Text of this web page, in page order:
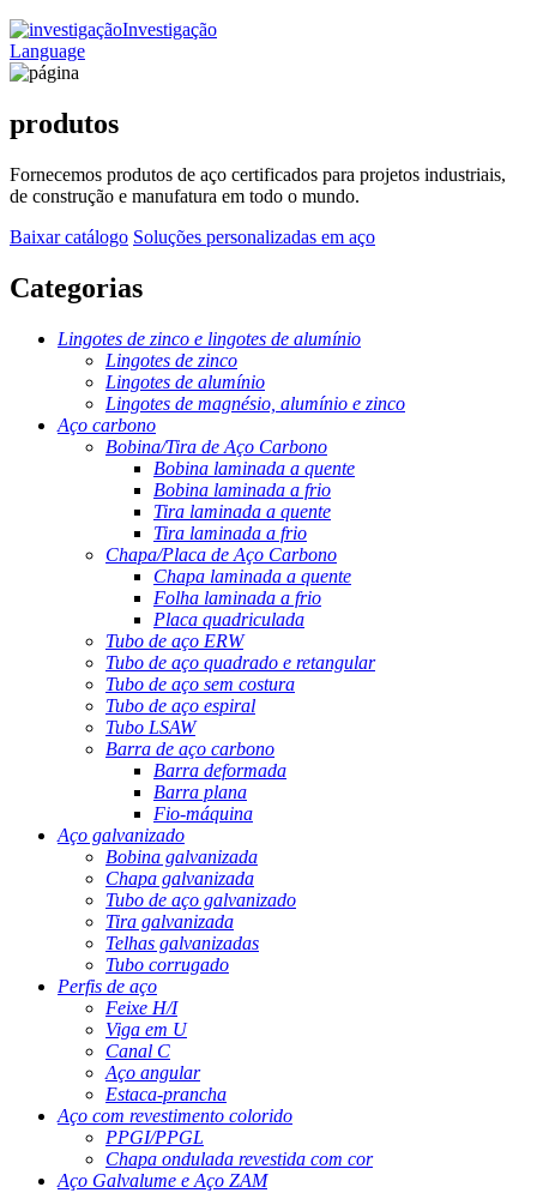
Investigação
Language
produtos
Fornecemos produtos de aço certificados para projetos industriais,
de construção e manufatura em todo o mundo.
Baixar catálogo Soluções personalizadas em aço
Categorias
Lingotes de zinco e lingotes de alumínio
Lingotes de zinco
Lingotes de alumínio
Lingotes de magnésio, alumínio e zinco
Aço carbono
Bobina/Tira de Aço Carbono
Bobina laminada a quente
Bobina laminada a frio
Tira laminada a quente
Tira laminada a frio
Chapa/Placa de Aço Carbono
Chapa laminada a quente
Folha laminada a frio
Placa quadriculada
Tubo de aço ERW
Tubo de aço quadrado e retangular
Tubo de aço sem costura
Tubo de aço espiral
Tubo LSAW
Barra de aço carbono
Barra deformada
Barra plana
Fio-máquina
Aço galvanizado
Bobina galvanizada
Chapa galvanizada
Tubo de aço galvanizado
Tira galvanizada
Telhas galvanizadas
Tubo corrugado
Perfis de aço
Feixe H/I
Viga em U
Canal C
Aço angular
Estaca-prancha
Aço com revestimento colorido
PPGI/PPGL
Chapa ondulada revestida com cor
Aço Galvalume e Aço ZAM